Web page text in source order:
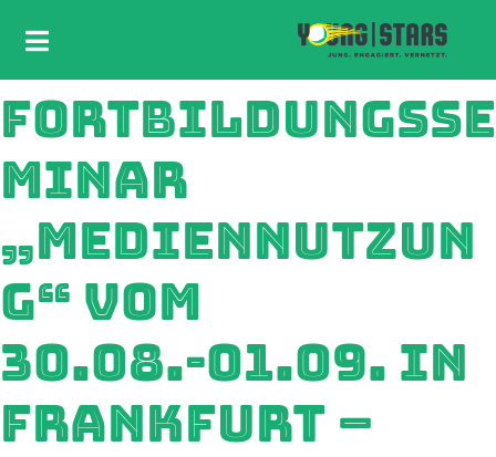
FORTBILDUNGSSE
MINAR
„MEDIENNUTZUN
G“ VOM
30.08.-01.09. IN
FRANKFURT –